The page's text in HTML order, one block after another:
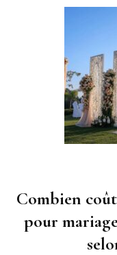
Combien
pour